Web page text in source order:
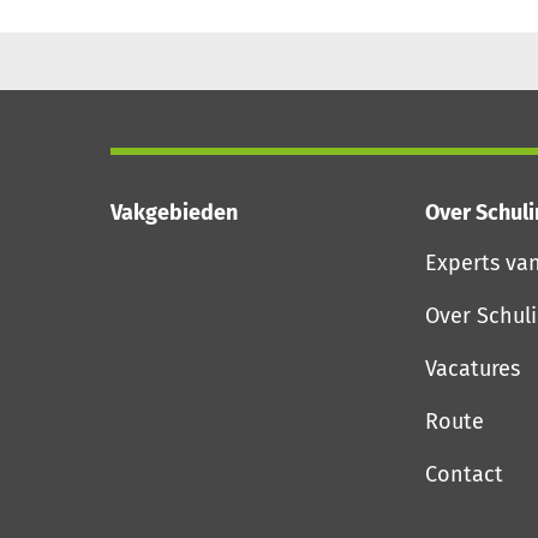
Vakgebieden
Over
Experts
Over
Vacatures
Route
Contact